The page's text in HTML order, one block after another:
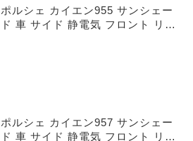
ポルシェ カイエン955 サンシェー
ド 車 サイド 静電気 フロント リア
ポルシェ カイエン957 サンシェー
ド 車 サイド 静電気 フロント リア